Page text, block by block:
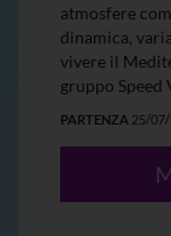
atmosfere
dinamica,
vivere il
gruppo Speed
PARTENZA 25/